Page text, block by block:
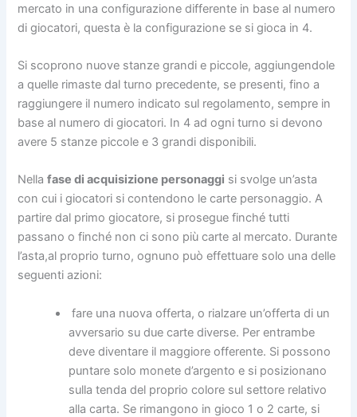
mercato in una configurazione differente in base al numero
di giocatori, questa è la configurazione se si gioca in 4.
Si scoprono nuove stanze grandi e piccole, aggiungendole
a quelle rimaste dal turno precedente, se presenti, fino a
raggiungere il numero indicato sul regolamento, sempre in
base al numero di giocatori. In 4 ad ogni turno si devono
avere 5 stanze piccole e 3 grandi disponibili.
Nellafase di acquisizione personaggi si svolge un’asta
con cui i giocatori si contendono le carte personaggio. A
partire dal primo giocatore, si prosegue finché tutti
passano o finché non ci sono più carte al mercato. Durante
l’asta,al proprio turno, ognuno può effettuare solo una delle
seguenti azioni:
fare una nuova offerta, o rialzare un’offerta di un
avversario su due carte diverse. Per entrambe
deve diventare il maggiore offerente. Si possono
puntare solo monete d’argento e si posizionano
sulla tenda del proprio colore sul settore relativo
alla carta. Se rimangono in gioco 1 o 2 carte, si